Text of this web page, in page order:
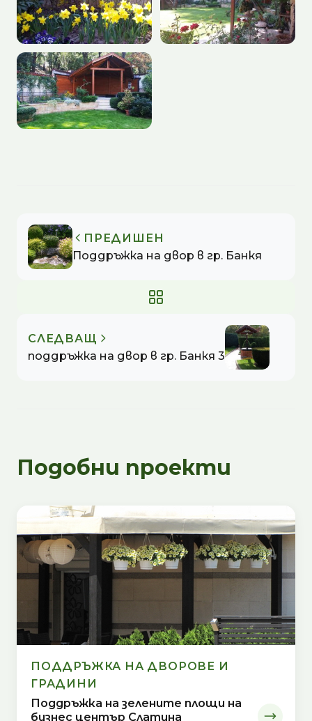
ПРЕДИШЕН
Поддръжка на двор в гр. Банкя
СЛЕДВАЩ
поддръжка на двор в гр. Банкя 3
Подобни проекти
ПОДДРЪЖКА НА ДВОРОВЕ И
ГРАДИНИ
Поддръжка на зелените площи на
бизнес център Слатина